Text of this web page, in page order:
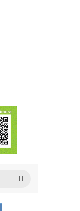
Procurar